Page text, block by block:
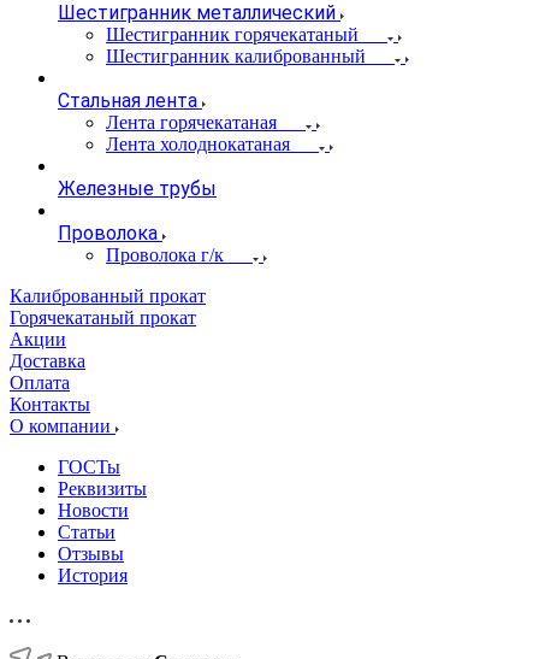
Шестигранник металлический
Шестигранник горячекатаный
Шестигранник калиброванный
Стальная лента
Лента горячекатаная
Лента холоднокатаная
Железные трубы
Проволока
Проволока г/к
Калиброванный прокат
Горячекатаный прокат
Акции
Доставка
Оплата
Контакты
О компании
ГОСТы
Реквизиты
Новости
Статьи
Отзывы
История